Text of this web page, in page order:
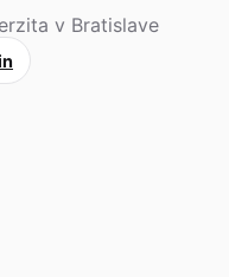
v Bratislave